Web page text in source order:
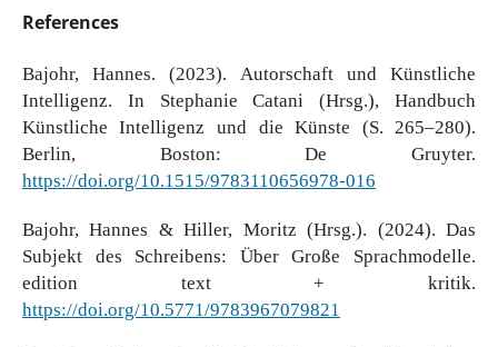
References
Bajohr, Hannes. (2023). Autorschaft und Künstliche
Intelligenz. In Stephanie Catani (Hrsg.), Handbuch
Künstliche Intelligenz und die Künste (S. 265–280).
Berlin, Boston: De Gruyter.
https://doi.org/10.1515/9783110656978-016
Bajohr, Hannes & Hiller, Moritz (Hrsg.). (2024). Das
Subjekt des Schreibens: Über Große Sprachmodelle.
edition text + kritik.
https://doi.org/10.5771/9783967079821